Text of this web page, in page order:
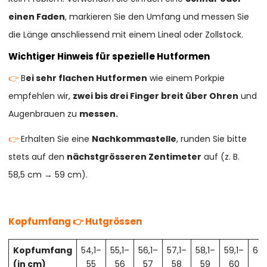
einen Faden, markieren Sie den Umfang und messen Sie
die Länge anschliessend mit einem Lineal oder Zollstock.
Wichtiger Hinweis für spezielle Hutformen
👉Bei sehr flachen Hutformen wie einem Porkpie
empfehlen wir, zwei bis drei Finger breit über Ohren und
Augenbrauen zu messen.
👉Erhalten Sie eine Nachkommastelle, runden Sie bitte
stets auf den nächstgrösseren Zentimeter auf (z. B.
58,5 cm → 59 cm).
Kopfumfang 👉 Hutgrössen
Kopfumfang
(in cm)
54,1–
55
55,1–
56
56,1–
57
57,1–
58
58,1–
59
59,1–
60